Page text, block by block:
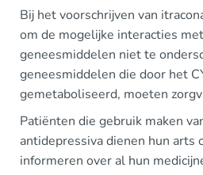
Bij het voorschrijven van
om de mogelijke interacties
geneesmiddelen niet te
geneesmiddelen die door het
gemetaboliseerd, moeten
Patiënten die gebruik maken
antidepressiva dienen hun arts
informeren over al hun